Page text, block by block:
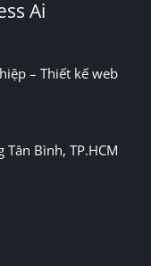
Ai
– Thiết kế web
Bình, TP.HCM